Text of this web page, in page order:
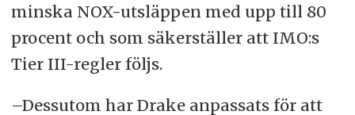
minska NOX-utsläppen med upp till 80
procent och som säkerställer att IMO:s
Tier III-regler följs.
–Dessutom har Drake anpassats för att